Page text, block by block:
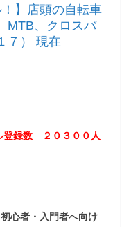
！】店頭の自転車
、クロスバ
７） 現在
登録数 ２０３ ００ 人
心者・入門者へ向け